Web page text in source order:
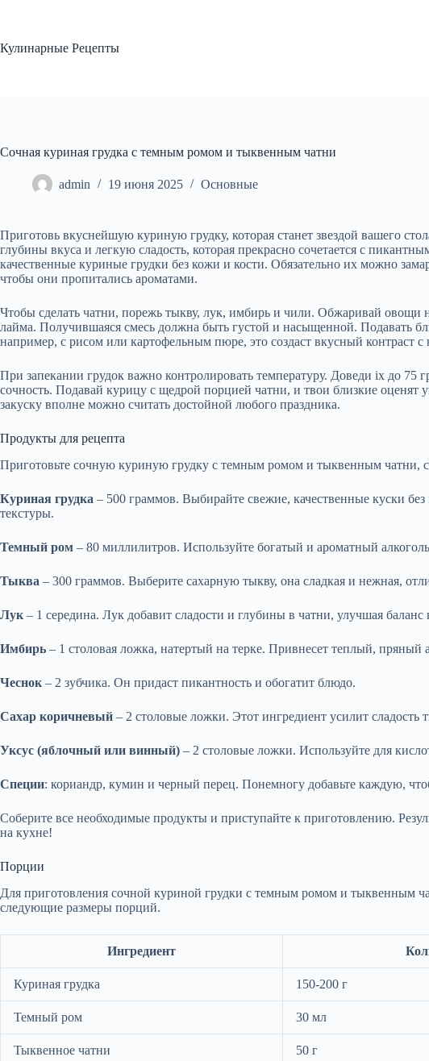
Кулинарные Рецепты
Сочная куриная грудка с темным ромом и тыквенным чатни
admin 19 июня 2025 Основные
Приготовь вкуснейшую куриную грудку, которая станет звездой вашего
глубины вкуса и легкую сладость, которая прекрасно сочетается с
качественные куриные грудки без кожи и кости. Обязательно их можно
чтобы они пропитались ароматами.
Чтобы сделать чатни, порежь тыкву, лук, имбирь и чили. Обжаривай овощи
лайма. Получившаяся смесь должна быть густой и насыщенной. Подавать
например, с рисом или картофельным пюре, это создаст вкусный контраст
При запекании грудок важно контролировать температуру. Доведи іх до 75
сочность. Подавай курицу с щедрой порцией чатни, и твои близкие оценят
закуску вполне можно считать достойной любого праздника.
Продукты для рецепта
Приготовьте сочную куриную грудку с темным ромом и тыквенным чатни,
Куриная грудка – 500 граммов. Выбирайте свежие, качественные куски
текстуры.
Темный ром – 80 миллилитров. Используйте богатый и ароматный
Тыква – 300 граммов. Выберите сахарную тыкву, она сладкая и нежная,
Лук – 1 середина. Лук добавит сладости и глубины в чатни, улучшая баланс
Имбирь – 1 столовая ложка, натертый на терке. Привнесет теплый, пряный
Чеснок – 2 зубчика. Он придаст пикантность и обогатит блюдо.
Сахар коричневый – 2 столовые ложки. Этот ингредиент усилит
Уксус (яблочный или винный) – 2 столовые ложки. Используйте для
Специи: кориандр, кумин и черный перец. Понемногу добавьте каждую,
Соберите все необходимые продукты и приступайте к приготовлению.
на кухне!
Порции
Для приготовления сочной куриной грудки с темным ромом и тыквенным
следующие размеры порций.
Ингредиент
Куриная грудка 150-200 г
Темный ром 30 мл
Тыквенное чатни
50 г